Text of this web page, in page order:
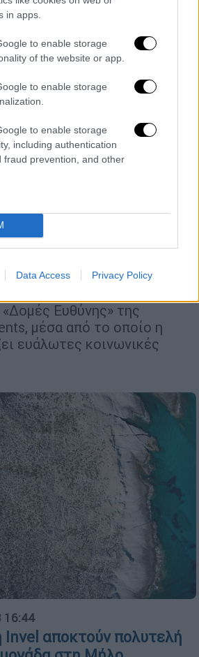
in apps.
to enable storage
of the website or app.
to enable storage
to enable storage
including authentication
fraud prevention, and other
Data Access Privacy Policy
Αρωγός στο έργο
για τους
στο πλαίσιο του
Ευθύνης» της
μέσα από το οποίο η
ευάλωτες κοινωνικές
16:44
Invel αποκτούν πολυτελή